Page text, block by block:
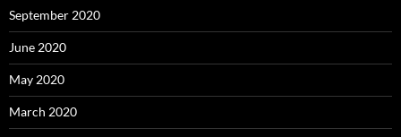
September 2020
June 2020
May 2020
March 2020